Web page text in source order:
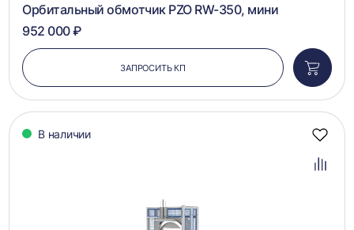
Орбитальный обмотчик PZO RW-350, мини
952 000 ₽
ЗАПРОСИТЬ КП
в
В наличии